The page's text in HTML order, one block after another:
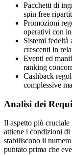
Pacchetti di
spin free
Promozioni
operativi con
Sistemi
crescenti in
Eventi ed
ranking
Cashback
complessive
Analisi dei
Il aspetto più
attiene i condizioni
stabiliscono il
puntato prima che